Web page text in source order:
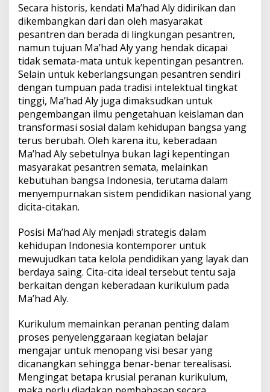
Secara historis, kendati Ma’had Aly didirikan dan
dikembangkan dari dan oleh masyarakat
pesantren dan berada di lingkungan pesantren,
namun tujuan Ma’had Aly yang hendak dicapai
tidaksemata-mata untuk kepentingan pesantren.
Selain untuk keberlangsungan pesantren sendiri
dengan tumpuan pada tradisi intelektual tingkat
tinggi, Ma’had Aly juga dimaksudkan untuk
pengembangan ilmu pengetahuan keislaman dan
transformasi sosial dalam kehidupan bangsa yang
terus berubah. Oleh karena itu, keberadaan
Ma’had Aly sebetulnya bukan lagi kepentingan
masyarakat pesantren semata, melainkan
kebutuhan bangsa Indonesia, terutama dalam
menyempurnakan sistem pendidikan nasional yang
dicita-citakan.
Posisi Ma’had Aly menjadi strategis dalam
kehidupan Indonesia kontemporer untuk
mewujudkan tata kelola pendidikan yang layak dan
berdaya saing. Cita-cita ideal tersebut tentu saja
berkaitan dengan keberadaan kurikulum pada
Ma’had Aly.
Kurikulum memainkan peranan penting dalam
proses penyelenggaraan kegiatan belajar
mengajar untuk menopang visi besar yang
dicanangkan sehingga benar-benar terealisasi.
Mengingat betapa krusial peranan kurikulum,